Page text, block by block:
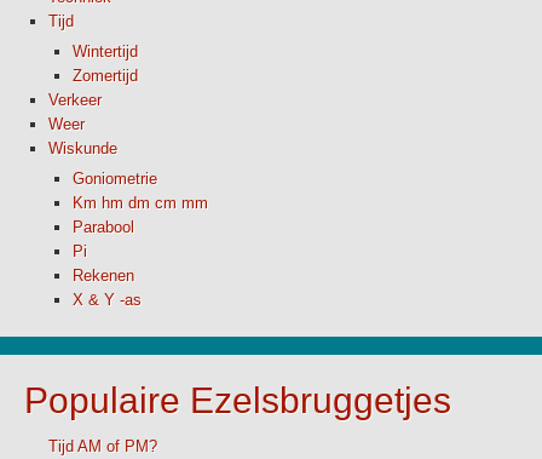
Tijd
Wintertijd
Zomertijd
Verkeer
Weer
Wiskunde
Goniometrie
Km hm dm cm mm
Parabool
Pi
Rekenen
X & Y -as
Populaire Ezelsbruggetjes
Tijd AM of PM?